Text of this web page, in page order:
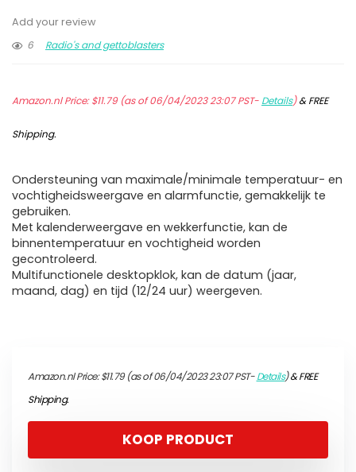
Add your review
6
Radio's and gettoblasters
Amazon.nl Price:$11.79(as of 06/04/2023 23:07 PST- Details)&FREE
Shipping.
Ondersteuning van maximale/minimale temperatuur- en
vochtigheidsweergave en alarmfunctie, gemakkelijk te
gebruiken.
Met kalenderweergave en wekkerfunctie, kan de
binnentemperatuur en vochtigheid worden
gecontroleerd.
Multifunctionele desktopklok, kan de datum (jaar,
maand, dag) en tijd (12/24 uur) weergeven.
Amazon.nl Price:$11.79(as of 06/04/2023 23:07 PST-Details)&FREE
Shipping.
KOOP PRODUCT